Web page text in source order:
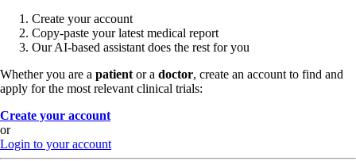
Create your account
Copy-paste your latest medical report
Our AI-based assistant does the rest for you
Whether you are a patient or a doctor, create an account to find and
apply for the most relevant clinical trials:
Create your account
or
Login to your account